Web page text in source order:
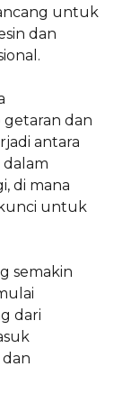
untuk
dan
dan
antara
dalam
di mana
untuk
semakin
dari